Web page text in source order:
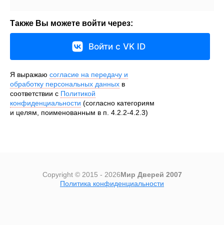
Также Вы можете войти через:
Войти с VK ID
Я выражаю согласие на передачу и
обработку персональных данных в
соответствии с Политикой
конфиденциальности (согласно категориям
и целям, поименованным в п. 4.2.2-4.2.3)
Copyright © 2015 - 2026Мир Дверей 2007
Политика конфиденциальности